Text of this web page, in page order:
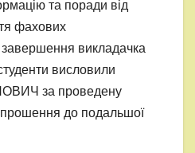
та поради від
фахових
викладачка
висловили
за проведену
до подальшої